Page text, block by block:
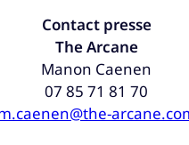
Contact presse
The Arcane
Manon Caenen
07 85 71 81 70